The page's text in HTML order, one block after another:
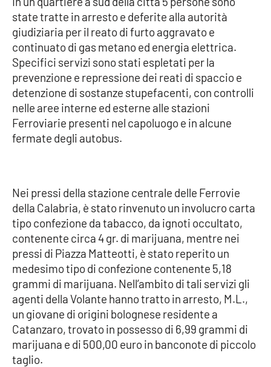
EDIZIONI
LOCALI
Catanzaro
Crotone
Vibo Valentia
Cosenza
Lamezia Terme
PROGETTI
SPECIALI
Buona Sanità Calabria
LA
CALABRIAVISIONE
state tratte in arresto e deferite alla autorità
giudiziaria per il reato di furto aggravato e
continuato di gas metano ed energia elettrica.
Specifici servizi sono stati espletati per la
prevenzione e repressione dei reati di spaccio e
detenzione di sostanze stupefacenti, con controlli
nelle aree interne ed esterne alle stazioni
Ferroviarie presenti nel capoluogo e in alcune
fermate degli autobus.
Nei pressi della stazione centrale delle Ferrovie
della Calabria, è stato rinvenuto un involucro carta
tipo confezione da tabacco, da ignoti occultato,
contenente circa 4 gr. di marijuana, mentre nei
pressi di Piazza Matteotti, è stato reperito un
medesimo tipo di confezione contenente 5,18
grammi di marijuana. Nell’ambito di tali servizi gli
agenti della Volante hanno tratto in arresto, M.L.,
un giovane di origini bolognese residente a
Catanzaro, trovato in possesso di 6,99 grammi di
marijuana e di 500,00 euro in banconote di piccolo
taglio.